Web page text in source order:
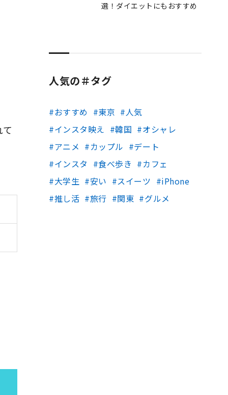
選！ダイエットにもおすすめ
人気の＃タグ
おすすめ 東京
人気
インスタ映え
韓国
オシャレ
アニメ
カップル
デート
インスタ
食べ歩き
カフェ
大学生
安い スイーツ
iPhone
推し活
旅行 関東 グルメ